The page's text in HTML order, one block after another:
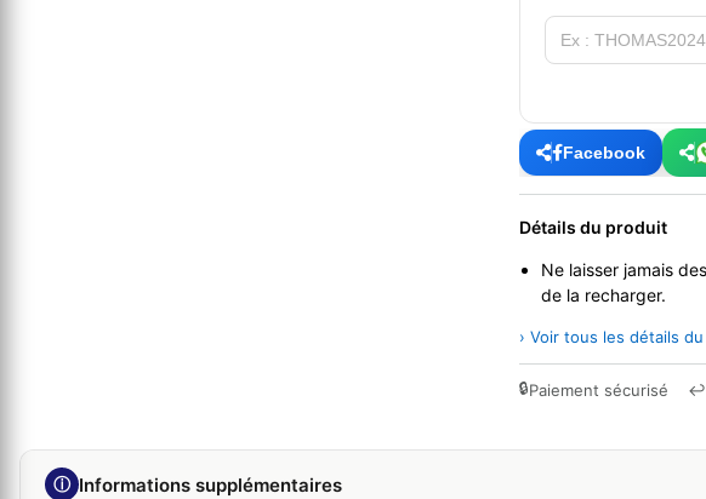
Facebook
Détails du produit
Ne laisser jamais
de la recharger.
› Voir tous les détails
🔒Paiement sécurisé ↩
ⓘ Informations supplémentaires